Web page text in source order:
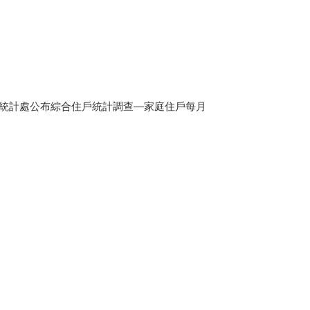
計處公布綜合住戶統計調查—家庭住戶每月